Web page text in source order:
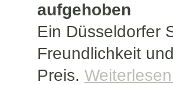
aufgehoben
Ein Düsseldorfer
Freundlichkeit
Preis.